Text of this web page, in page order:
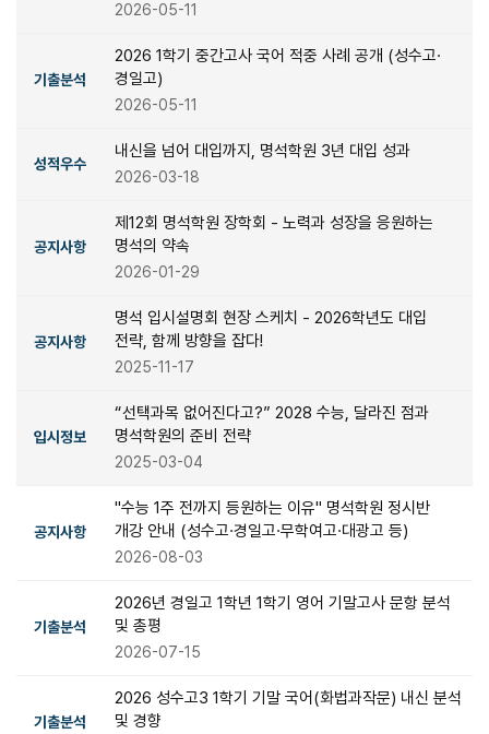
2026-05-11
기출분석
2026 1학기 중간고사 국어 적중 사례 공개 (성수고·
경일고)
2026-05-11
성적우수
내신을 넘어 대입까지, 명석학원 3년 대입 성과
2026-03-18
공지사항
제12회 명석학원 장학회 - 노력과 성장을 응원하는
명석의 약속
2026-01-29
공지사항
명석 입시설명회 현장 스케치 - 2026학년도 대입
전략, 함께 방향을 잡다!
2025-11-17
입시정보
“선택과목 없어진다고?” 2028 수능, 달라진 점과
명석학원의 준비 전략
2025-03-04
공지사항
"수능 1주 전까지 등원하는 이유" 명석학원 정시반
개강 안내 (성수고·경일고·무학여고·대광고 등)
2026-08-03
기출분석
2026년 경일고 1학년 1학기 영어 기말고사 문항 분석
및 총평
2026-07-15
기출분석
2026 성수고3 1학기 기말 국어(화법과작문) 내신 분석
및 경향